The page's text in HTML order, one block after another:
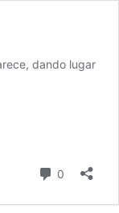
dando lugar
0